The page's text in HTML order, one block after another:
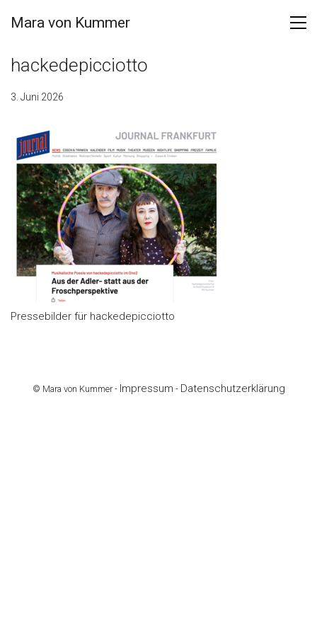
Mara von Kummer
hackedepicciotto
3. Juni 2026
Pressebilder für hackedepicciotto
© Mara von Kummer - Impressum - Datenschutzerklärung